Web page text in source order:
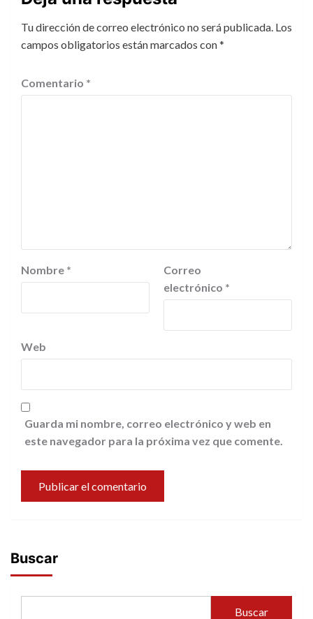
Tu dirección de correo electrónico no será publicada. Los
campos obligatorios están marcados con*
Comentario *
Nombre *
Correo
electrónico *
Web
Guarda mi nombre, correo electrónico y web en
este navegador para la próxima vez que comente.
Buscar
Buscar